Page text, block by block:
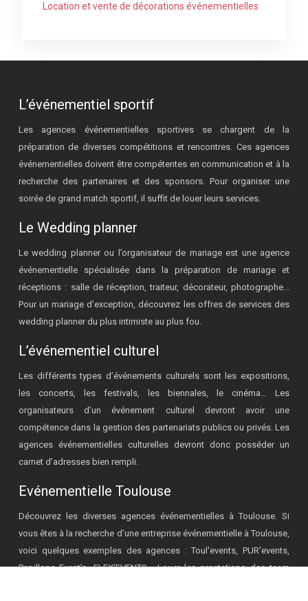
Location et vente de décorations événementielles
L’événementiel sportif
Les agences événementielles sportives se chargent de la
préparation de diverses compétitions et rencontres. Ces agences
événementielles doivent être compétentes en communication et à la
recherche des partenaires et des sponsors. Pour organiser une
soirée de grand match sportif, il suffit de louer leurs services.
Le Wedding planner
Le wedding planner ou l’organisateur de mariage est une agence
événementielle spécialisée dans la préparation de mariage et
réceptions : salle de réception, traiteur, décorateur, photographe...
Pour un mariage d’exception, découvrez les offres de services des
wedding planner du plus intimiste au plus fou.
L’événementiel culturel
Les différents types d’événements culturels sont les expositions,
les concerts, les festivals, les biennales, le cinéma… Les
organisateurs d’un événement culturel devront avoir une
compétence dans la gestion des partenariats publics ou privés. Les
agences événementielles culturelles devront donc posséder un
carnet d’adresses bien rempli.
Evénementielle Toulouse
Découvrez les diverses agences événementielles à Toulouse. Si
vous êtes à la recherche d’une entreprise événementielle à Toulouse,
voici quelques exemples des agences : Toul'events, PUR'events,
Papillone Event’s, FLEX'EVENTS… Louer les prestations des team